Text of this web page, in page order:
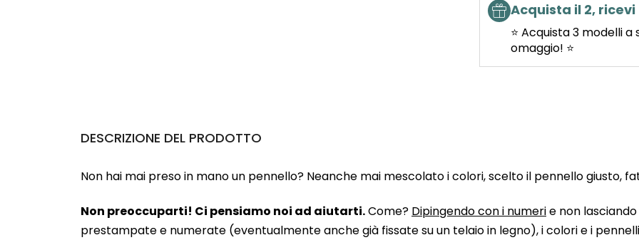
Acquista il 2, ricevi
⭐ Acquista 3 modelli
omaggio! ⭐
DESCRIZIONE DEL PRODOTTO
Non hai mai preso in mano un pennello? Neanche mai mescolato i colori, scelto il pennello giusto,
Non preoccuparti! Ci pensiamo noi ad aiutarti.Come? Dipingendo con i numerie non
prestampate e numerate (eventualmente anche già fissate su un telaio in legno), i colori e i